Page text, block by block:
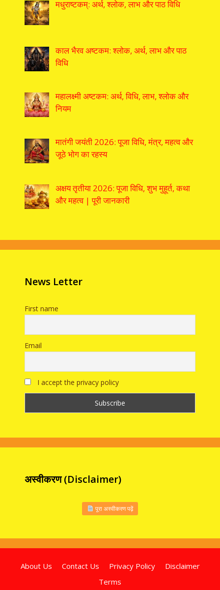
मधुराष्टकम्: अर्थ, श्लोक, लाभ और पाठ विधि
काल भैरव अष्टकम: श्लोक, अर्थ, लाभ और पाठ
विधि
महालक्ष्मी अष्टकम: अर्थ, विधि, लाभ, श्लोक और
नियम
मातंगी जयंती 2026: पूजा विधि, मंत्र, महत्व और
जूठे भोग का रहस्य
अक्षय तृतीया 2026: पूजा विधि, शुभ मुहूर्त, कथा
और महत्व | पूरी जानकारी
News Letter
First name
Email
I accept the privacy policy
अस्वीकरण (Disclaimer)
पूरा अस्वीकरण पढ़ें
About Us Contact Us Privacy Policy
Disclaimer
Terms